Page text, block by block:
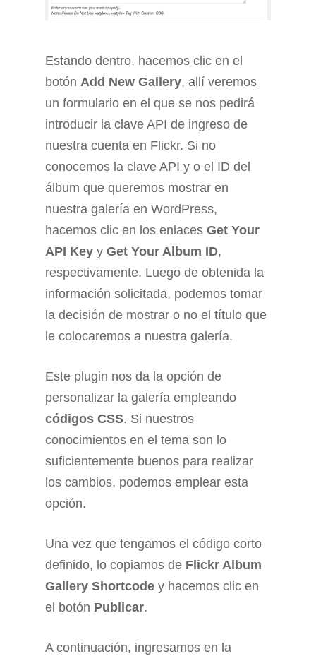
Estando dentro, hacemos clic en el
botón Add New Gallery, allí veremos
un formulario en el que se nos pedirá
introducir la clave API de ingreso de
nuestra cuenta en Flickr. Si no
conocemos la clave API y o el ID del
álbum que queremos mostrar en
nuestra galería en WordPress,
hacemos clic en los enlaces Get Your
API Key y Get Your Album ID,
respectivamente. Luego de obtenida la
información solicitada, podemos tomar
la decisión de mostrar o no el título que
le colocaremos a nuestra galería.
Este plugin nos da la opción de
personalizar la galería empleando
códigos CSS. Si nuestros
conocimientos en el tema son lo
suficientemente buenos para realizar
los cambios, podemos emplear esta
opción.
Una vez que tengamos el código corto
definido, lo copiamos de Flickr Album
Gallery Shortcode y hacemos clic en
el botón Publicar.
A continuación, ingresamos en la